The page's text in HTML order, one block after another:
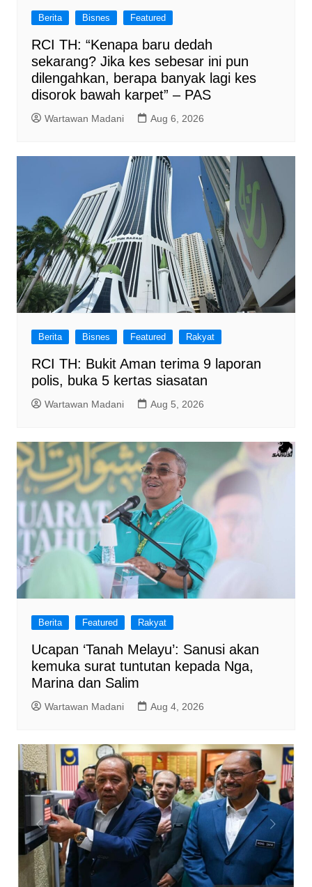
Berita Bisnes Featured
RCI TH: “Kenapa baru dedah
sekarang? Jika kes sebesar ini pun
dilengahkan, berapa banyak lagi kes
disorok bawah karpet” – PAS
Wartawan Madani Aug 6, 2026
Berita Bisnes Featured Rakyat
RCI TH: Bukit Aman terima 9 laporan
polis, buka 5 kertas siasatan
Wartawan Madani Aug 5, 2026
Berita Featured Rakyat
Ucapan ‘Tanah Melayu’: Sanusi akan
kemuka surat tuntutan kepada Nga,
Marina dan Salim
Wartawan Madani Aug 4, 2026